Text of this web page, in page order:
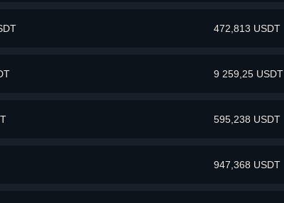
472,813 USDT
9 259,25 USDT
595,238 USDT
947,368 USDT